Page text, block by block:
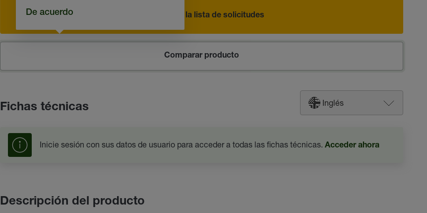
Añadir a la lista de solicitudes
Comparar producto
De acuerdo
Fichas técnicas Inglés
Inicie sesión con sus datos de usuario para acceder a todas las fichas técnicas. Acceder ahora
Descripción del producto